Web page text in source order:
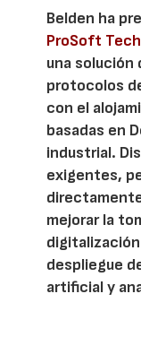
Belden ha
ProSoft
una solución
protocolos
con el
basadas en
industrial.
exigentes,
mejorar la
despliegue
artificial y